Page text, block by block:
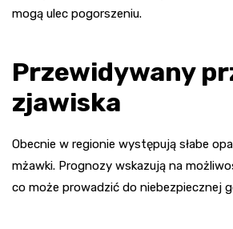
mogą ulec pogorszeniu.
Przewidywany
zjawiska
Obecnie w regionie występują słabe
mżawki. Prognozy wskazują na
co może prowadzić do niebezpiecznej